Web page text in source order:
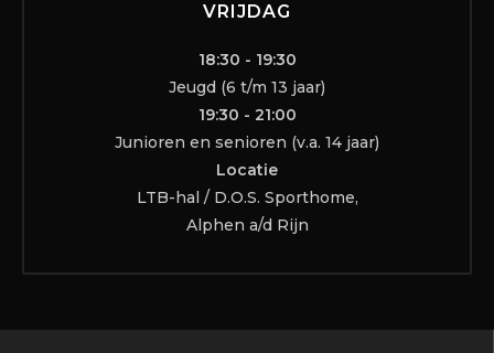
VRIJDAG
18:30 - 19:30
Jeugd (6 t/m 13 jaar)
19:30 - 21:00
Junioren en senioren (v.a. 14 jaar)
Locatie
LTB-hal / D.O.S. Sporthome,
Alphen a/d Rijn